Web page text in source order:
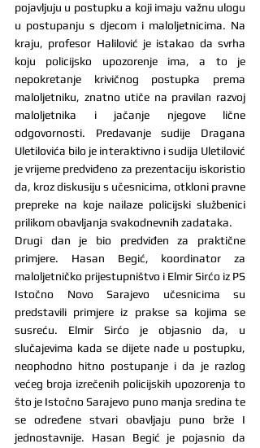
pojavljuju u postupku a koji imaju važnu ulogu
u postupanju s djecom i maloljetnicima. Na
kraju, profesor Halilović je istakao da svrha
koju policijsko upozorenje ima, a to je
nepokretanje krivičnog postupka prema
maloljetniku, znatno utiče na pravilan razvoj
maloljetnika i jačanje njegove lične
odgovornosti. Predavanje sudije Dragana
Uletilovića bilo je interaktivno i sudija Uletilović
je vrijeme predviđeno za prezentaciju iskoristio
da, kroz diskusiju s učesnicima, otkloni pravne
prepreke na koje nailaze policijski službenici
prilikom obavljanja svakodnevnih zadataka.
Drugi dan je bio predviđen za praktične
primjere. Hasan Begić, koordinator za
maloljetničko prijestupništvo i Elmir Sirćo iz PS
Istočno Novo Sarajevo učesnicima su
predstavili primjere iz prakse sa kojima se
susreću. Elmir Sirćo je objasnio da, u
slučajevima kada se dijete nađe u postupku,
neophodno hitno postupanje i da je razlog
većeg broja izrečenih policijskih upozorenja to
što je Istočno Sarajevo puno manja sredina te
se određene stvari obavljaju puno brže I
jednostavnije. Hasan Begić je pojasnio da